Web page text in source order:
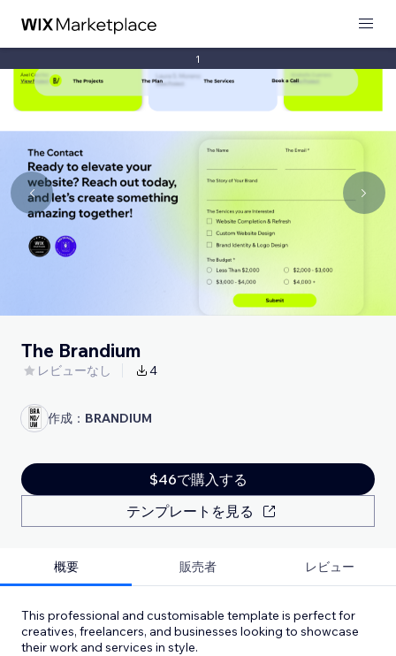
1
The Brandium
レビューなし 4
作成： BRANDIUM
$46で購入する
テンプレートを見る
概要 販売者 レビュー
This professional and customisable template is perfect for
creatives, freelancers, and businesses looking to showcase
their work and services in style.